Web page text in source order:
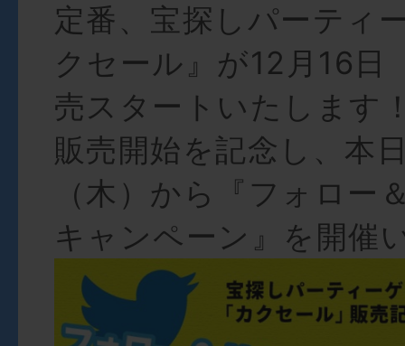
定番、宝探しパーティ
クセール』が12月16日
売スタートいたします
販売開始を記念し、本
（木）から『フォロー
キャンペーン』を開催